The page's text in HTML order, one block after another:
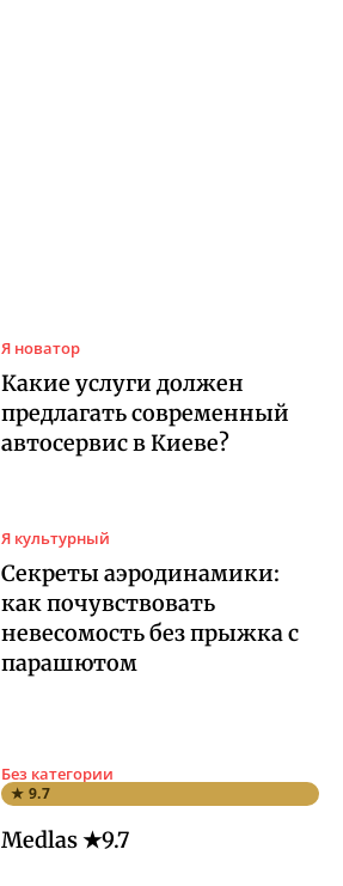
Я новатор
Какие услуги должен
предлагать современный
автосервис в Киеве?
Я культурный
Секреты аэродинамики:
как почувствовать
невесомость без прыжка с
парашютом
Без категории
★ 9.7
Medlas ★9.7